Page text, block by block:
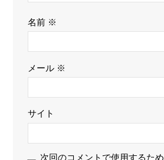
名前 ※
メール ※
サイト
次回のコメントで使用するた